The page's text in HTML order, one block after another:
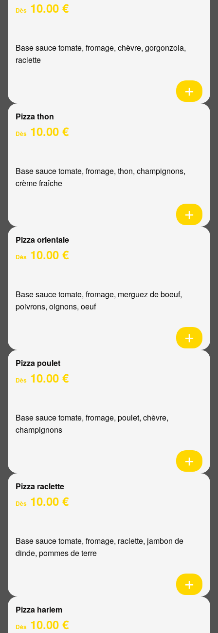
Dès 10.00 €
Base sauce tomate, fromage, chèvre, gorgonzola,
raclette
Pizza thon
Dès 10.00 €
Base sauce tomate, fromage, thon, champignons,
crème fraîche
Pizza orientale
Dès 10.00 €
Base sauce tomate, fromage, merguez de boeuf,
poivrons, oignons, oeuf
Pizza poulet
Dès 10.00 €
Base sauce tomate, fromage, poulet, chèvre,
champignons
Pizza raclette
Dès 10.00 €
Base sauce tomate, fromage, raclette, jambon de
dinde, pommes de terre
Pizza harlem
Dès 10.00 €